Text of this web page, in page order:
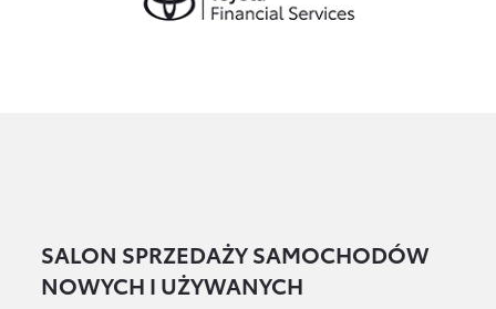
SALON SPRZEDAŻY SAMOCHODÓW
NOWYCH I UŻYWANYCH